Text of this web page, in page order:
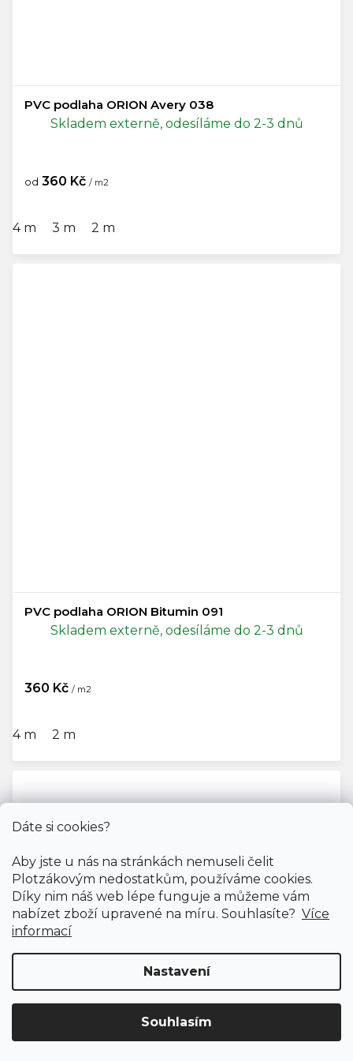
Dáte si cookies?
Aby jste u nás na stránkách nemuseli čelit
Plotzákovým nedostatkům, používáme cookies.
Díky nim náš web lépe funguje a můžeme vám
nabízet zboží upravené na míru. Souhlasíte? Více
informací
Nastavení
Souhlasím
PVC podlaha ORION Avery 038
Skladem externě, odesíláme do 2-3 dnů
od 360 Kč / m2
4 m 3 m 2 m
PVC podlaha ORION Bitumin 091
Skladem externě, odesíláme do 2-3 dnů
360 Kč / m2
4 m 2 m